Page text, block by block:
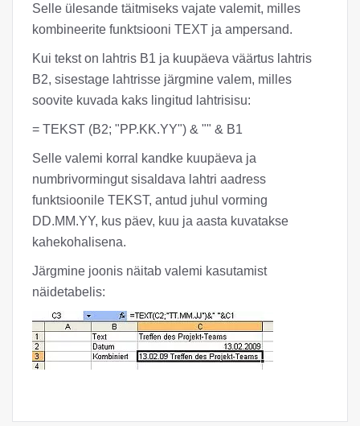
Selle ülesande täitmiseks vajate valemit, milles
kombineerite funktsiooni TEXT ja ampersand.
Kui tekst on lahtris B1 ja kuupäeva väärtus lahtris
B2, sisestage lahtrisse järgmine valem, milles
soovite kuvada kaks lingitud lahtrisisu:
= TEKST (B2; "PP.KK.YY") & "" & B1
Selle valemi korral kandke kuupäeva ja
numbrivormingut sisaldava lahtri aadress
funktsioonile TEKST, antud juhul vorming
DD.MM.YY, kus päev, kuu ja aasta kuvatakse
kahekohalisena.
Järgmine joonis näitab valemi kasutamist
näidetabelis: